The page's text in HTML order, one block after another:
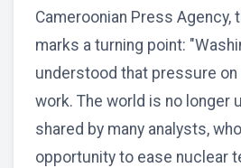
Cameroonian Press Agency,
marks a turning point:
understood that pressure on
work. The world is no longer
shared by many analysts,
opportunity to ease nuclear